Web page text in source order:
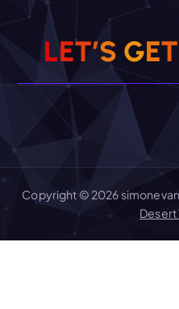
LET’S GET
Copyright © 2026
Desert